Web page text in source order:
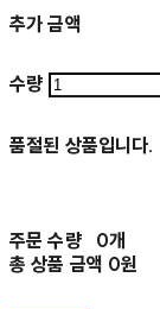
추가 금액
수량
품절된 상품입니다.
주문 수량
0개
총 상품 금액 0원